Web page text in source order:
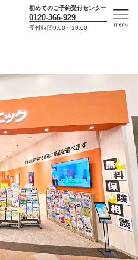
初めてのご予約受付センター
0120-366-929
受付時間9:00～19:00